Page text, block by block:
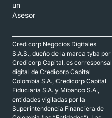
un
Asesor
Credicorp Negocios Digitales
S.A.S., dueño de la marca tyba por
Credicorp Capital, es corresponsal
digital de Credicorp Capital
Colombia S.A., Credicorp Capital
Fiduciaria S.A. y Mibanco S.A.,
entidades vigiladas por la
Superintendencia Financiera de